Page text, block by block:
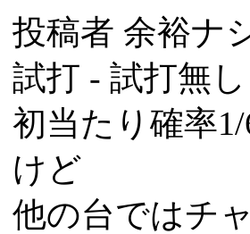
投稿者 余裕ナ
試打 - 試打無し
初当たり確率
けど
他の台ではチ